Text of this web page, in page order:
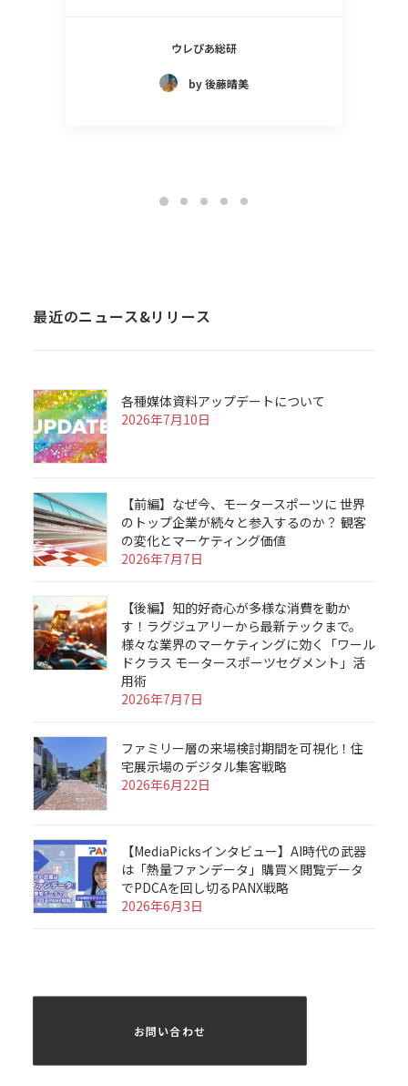
ウレぴあ総研
by 後藤晴美
最近のニュース&リリース
各種媒体資料アップデートについて
2026年7月10日
【前編】なぜ今、モータースポーツに 世界
のトップ企業が続々と参入するのか？ 観客
の変化とマーケティング価値
2026年7月7日
【後編】知的好奇心が多様な消費を動か
す！ラグジュアリーから最新テックまで。
様々な業界のマーケティングに効く「ワール
ドクラス モータースポーツセグメント」活
用術
2026年7月7日
ファミリー層の来場検討期間を可視化！住
宅展示場のデジタル集客戦略
2026年6月22日
【MediaPicksインタビュー】AI時代の武器
は「熱量ファンデータ」購買×閲覧データ
でPDCAを回し切るPANX戦略
2026年6月3日
お問い合わせ